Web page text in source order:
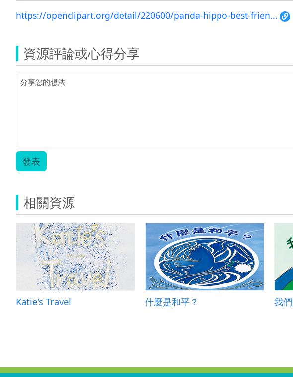
https://openclipart.org/detail/220600/panda-hippo-best-frien...
資源評論或心得分享
發表
相關資源
Katie's Travel 什麼是和平？ 我